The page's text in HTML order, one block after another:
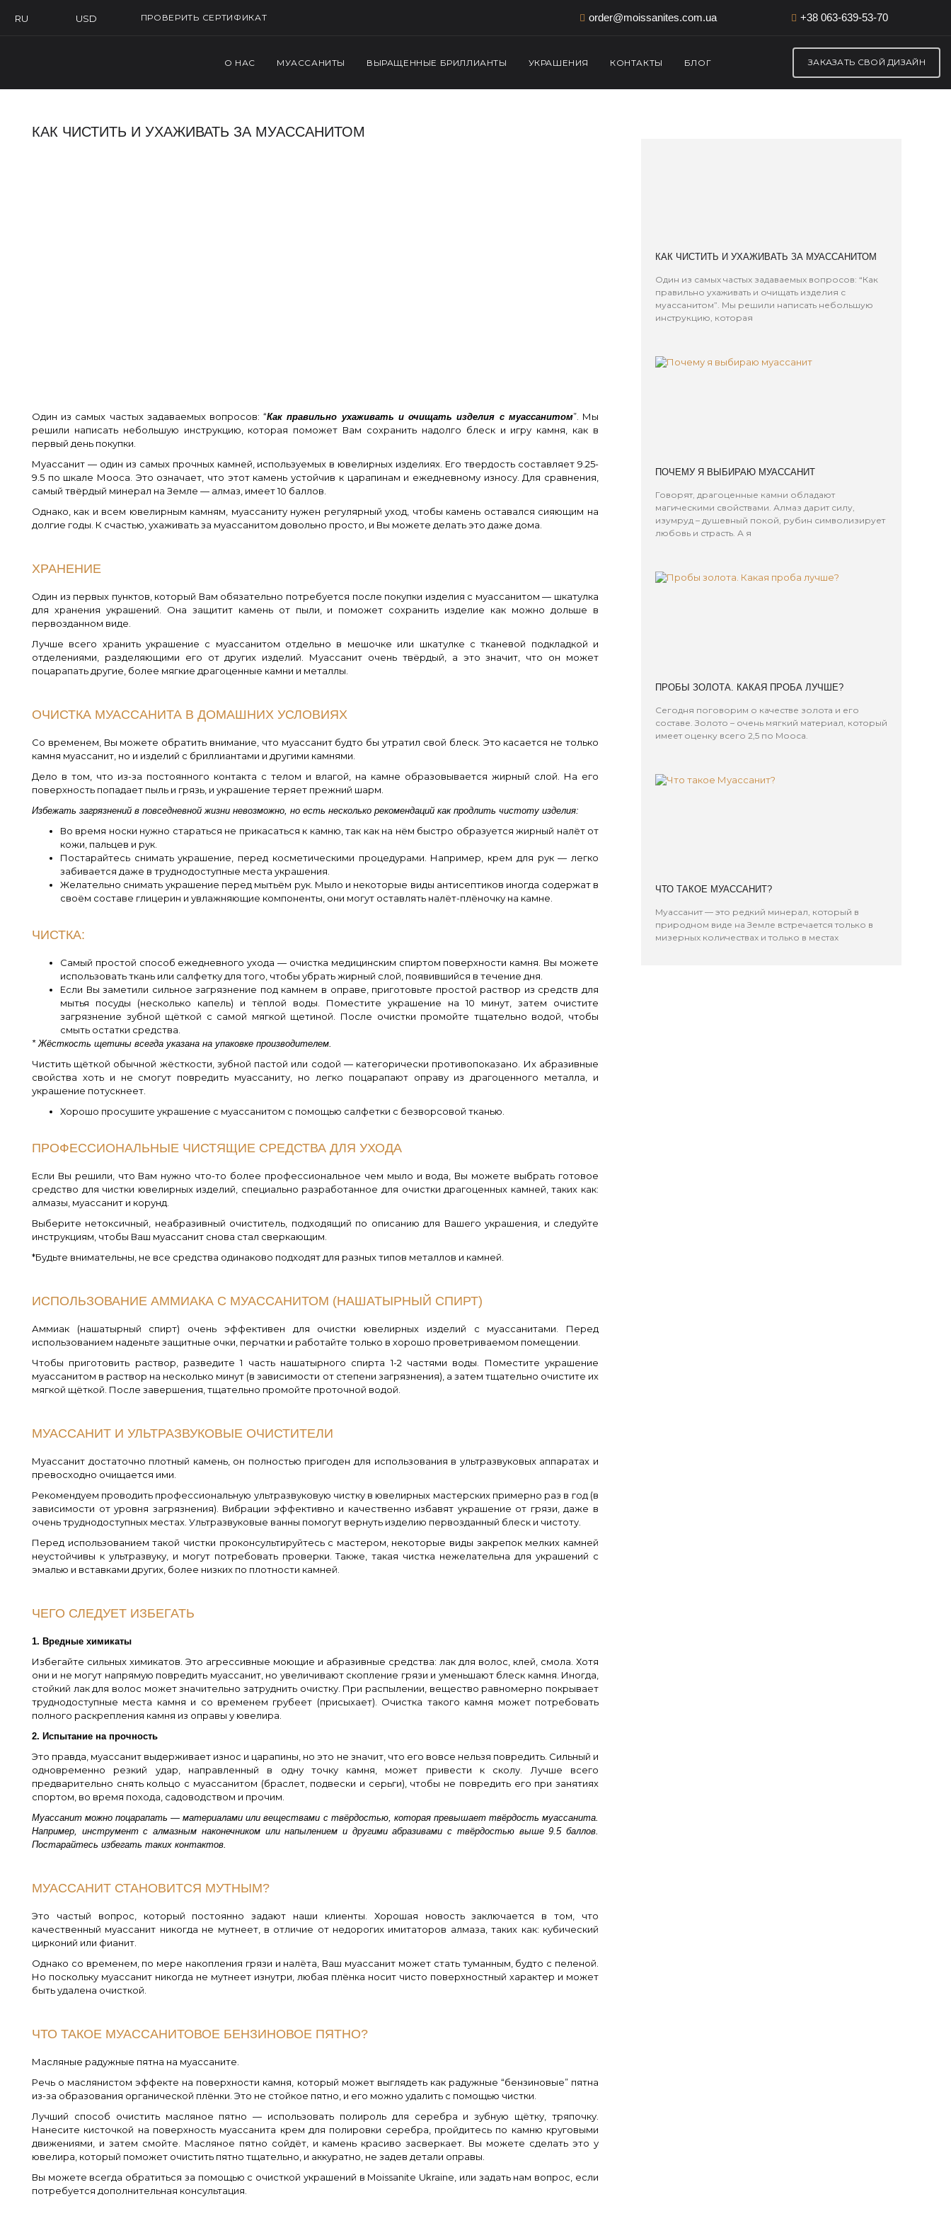
RU USD ПРОВЕРИТЬ СЕРТИФИКАТ order@moissanites.com.ua +38 063-639-53-70
О НАС МУАССАНИТЫ ВЫРАЩЕННЫЕ БРИЛЛИАНТЫ УКРАШЕНИЯ КОНТАКТЫ БЛОГ ЗАКАЗАТЬ СВОЙ ДИЗАЙН
КАК ЧИСТИТЬ И УХАЖИВАТЬ ЗА МУАССАНИТОМ
Один из самых частых задаваемых вопросов: “Как правильно ухаживать и очищать изделия с муассанитом”. Мы
решили написать небольшую инструкцию, которая поможет Вам сохранить надолго блеск и игру камня, как в
первый день покупки.
Муассанит — один из самых прочных камней, используемых в ювелирных изделиях. Его твердость составляет 9.25-
9.5 по шкале Мооса. Это означает, что этот камень устойчив к царапинам и ежедневному износу. Для сравнения,
самый твёрдый минерал на Земле — алмаз, имеет 10 баллов.
Однако, как и всем ювелирным камням, муассаниту нужен регулярный уход, чтобы камень оставался сияющим на
долгие годы. К счастью, ухаживать за муассанитом довольно просто, и Вы можете делать это даже дома.
ХРАНЕНИЕ
Один из первых пунктов, который Вам обязательно потребуется после покупки изделия с муассанитом — шкатулка
для хранения украшений. Она защитит камень от пыли, и поможет сохранить изделие как можно дольше в
первозданном виде.
Лучше всего хранить украшение с муассанитом отдельно в мешочке или шкатулке с тканевой подкладкой и
отделениями, разделяющими его от других изделий. Муассанит очень твёрдый, а это значит, что он может
поцарапать другие, более мягкие драгоценные камни и металлы.
ОЧИСТКА МУАССАНИТА В ДОМАШНИХ УСЛОВИЯХ
Со временем, Вы можете обратить внимание, что муассанит будто бы утратил свой блеск. Это касается не только
камня муассанит, но и изделий с бриллиантами и другими камнями.
Дело в том, что из-за постоянного контакта с телом и влагой, на камне образовывается жирный слой. На его
поверхность попадает пыль и грязь, и украшение теряет прежний шарм.
Избежать загрязнений в повседневной жизни невозможно, но есть несколько рекомендаций как продлить чистоту изделия:
Во время носки нужно стараться не прикасаться к камню, так как на нём быстро образуется жирный налёт от
кожи, пальцев и рук.
Постарайтесь снимать украшение, перед косметическими процедурами. Например, крем для рук — легко
забивается даже в труднодоступные места украшения.
Желательно снимать украшение перед мытьём рук. Мыло и некоторые виды антисептиков иногда содержат в
своём составе глицерин и увлажняющие компоненты, они могут оставлять налёт-плёночку на камне.
ЧИСТКА:
Самый простой способ ежедневного ухода — очистка медицинским спиртом поверхности камня. Вы можете
использовать ткань или салфетку для того, чтобы убрать жирный слой, появившийся в течение дня.
Если Вы заметили сильное загрязнение под камнем в оправе, приготовьте простой раствор из средств для
мытья посуды (несколько капель) и тёплой воды. Поместите украшение на 10 минут, затем очистите
загрязнение зубной щёткой с самой мягкой щетиной. После очистки промойте тщательно водой, чтобы
смыть остатки средства.
* Жёсткость щетины всегда указана на упаковке производителем.
Чистить щёткой обычной жёсткости, зубной пастой или содой — категорически противопоказано. Их абразивные
свойства хоть и не смогут повредить муассаниту, но легко поцарапают оправу из драгоценного металла, и
украшение потускнеет.
Хорошо просушите украшение с муассанитом с помощью салфетки с безворсовой тканью.
ПРОФЕССИОНАЛЬНЫЕ ЧИСТЯЩИЕ СРЕДСТВА ДЛЯ УХОДА
Если Вы решили, что Вам нужно что-то более профессиональное чем мыло и вода, Вы можете выбрать готовое
средство для чистки ювелирных изделий, специально разработанное для очистки драгоценных камней, таких как:
алмазы, муассанит и корунд.
Выберите нетоксичный, неабразивный очиститель, подходящий по описанию для Вашего украшения, и следуйте
инструкциям, чтобы Ваш муассанит снова стал сверкающим.
*Будьте внимательны, не все средства одинаково подходят для разных типов металлов и камней.
ИСПОЛЬЗОВАНИЕ АММИАКА С МУАССАНИТОМ (НАШАТЫРНЫЙ СПИРТ)
Аммиак (нашатырный спирт) очень эффективен для очистки ювелирных изделий с муассанитами. Перед
использованием наденьте защитные очки, перчатки и работайте только в хорошо проветриваемом помещении.
Чтобы приготовить раствор, разведите 1 часть нашатырного спирта 1-2 частями воды. Поместите украшение
муассанитом в раствор на несколько минут (в зависимости от степени загрязнения), а затем тщательно очистите их
мягкой щёткой. После завершения, тщательно промойте проточной водой.
МУАССАНИТ И УЛЬТРАЗВУКОВЫЕ ОЧИСТИТЕЛИ
Муассанит достаточно плотный камень, он полностью пригоден для использования в ультразвуковых аппаратах и
превосходно очищается ими.
Рекомендуем проводить профессиональную ультразвуковую чистку в ювелирных мастерских примерно раз в год (в
зависимости от уровня загрязнения). Вибрации эффективно и качественно избавят украшение от грязи, даже в
очень труднодоступных местах. Ультразвуковые ванны помогут вернуть изделию первозданный блеск и чистоту.
Перед использованием такой чистки проконсультируйтесь с мастером, некоторые виды закрепок мелких камней
неустойчивы к ультразвуку, и могут потребовать проверки. Также, такая чистка нежелательна для украшений с
эмалью и вставками других, более низких по плотности камней.
ЧЕГО СЛЕДУЕТ ИЗБЕГАТЬ
1. Вредные химикаты
Избегайте сильных химикатов. Это агрессивные моющие и абразивные средства: лак для волос, клей, смола. Хотя
они и не могут напрямую повредить муассанит, но увеличивают скопление грязи и уменьшают блеск камня. Иногда,
стойкий лак для волос может значительно затруднить очистку. При распылении, вещество равномерно покрывает
труднодоступные места камня и со временем грубеет (присыхает). Очистка такого камня может потребовать
полного раскрепления камня из оправы у ювелира.
2. Испытание на прочность
Это правда, муассанит выдерживает износ и царапины, но это не значит, что его вовсе нельзя повредить. Сильный и
одновременно резкий удар, направленный в одну точку камня, может привести к сколу. Лучше всего
предварительно снять кольцо с муассанитом (браслет, подвески и серьги), чтобы не повредить его при занятиях
спортом, во время похода, садоводством и прочим.
Муассанит можно поцарапать — материалами или веществами с твёрдостью, которая превышает твёрдость муассанита.
Например, инструмент с алмазным наконечником или напылением и другими абразивами с твёрдостью выше 9.5 баллов.
Постарайтесь избегать таких контактов.
МУАССАНИТ СТАНОВИТСЯ МУТНЫМ?
Это частый вопрос, который постоянно задают наши клиенты. Хорошая новость заключается в том, что
качественный муассанит никогда не мутнеет, в отличие от недорогих имитаторов алмаза, таких как: кубический
цирконий или фианит.
Однако со временем, по мере накопления грязи и налёта, Ваш муассанит может стать туманным, будто с пеленой.
Но поскольку муассанит никогда не мутнеет изнутри, любая плёнка носит чисто поверхностный характер и может
быть удалена очисткой.
ЧТО ТАКОЕ МУАССАНИТОВОЕ БЕНЗИНОВОЕ ПЯТНО?
Масляные радужные пятна на муассаните.
Речь о маслянистом эффекте на поверхности камня, который может выглядеть как радужные “бензиновые” пятна
из-за образования органической плёнки. Это не стойкое пятно, и его можно удалить с помощью чистки.
Лучший способ очистить масляное пятно — использовать полироль для серебра и зубную щётку, тряпочку.
Нанесите кисточкой на поверхность муассанита крем для полировки серебра, пройдитесь по камню круговыми
движениями, и затем смойте. Масляное пятно сойдёт, и камень красиво засверкает. Вы можете сделать это у
ювелира, который поможет очистить пятно тщательно, и аккуратно, не задев детали оправы.
Вы можете всегда обратиться за помощью с очисткой украшений в Moissanite Ukraine, или задать нам вопрос, если
потребуется дополнительная консультация.
КАК ЧИСТИТЬ И УХАЖИВАТЬ ЗА МУАССАНИТОМ
Один из самых частых задаваемых вопросов: “Как
правильно ухаживать и очищать изделия с
муассанитом”. Мы решили написать небольшую
инструкцию, которая
ПОЧЕМУ Я ВЫБИРАЮ МУАССАНИТ
Говорят, драгоценные камни обладают
магическими свойствами. Алмаз дарит силу,
изумруд – душевный покой, рубин символизирует
любовь и страсть. А я
ПРОБЫ ЗОЛОТА. КАКАЯ ПРОБА ЛУЧШЕ?
Сегодня поговорим о качестве золота и его
составе. Золото – очень мягкий материал, который
имеет оценку всего 2,5 по Мооса.
ЧТО ТАКОЕ МУАССАНИТ?
Муассанит — это редкий минерал, который в
природном виде на Земле встречается только в
мизерных количествах и только в местах